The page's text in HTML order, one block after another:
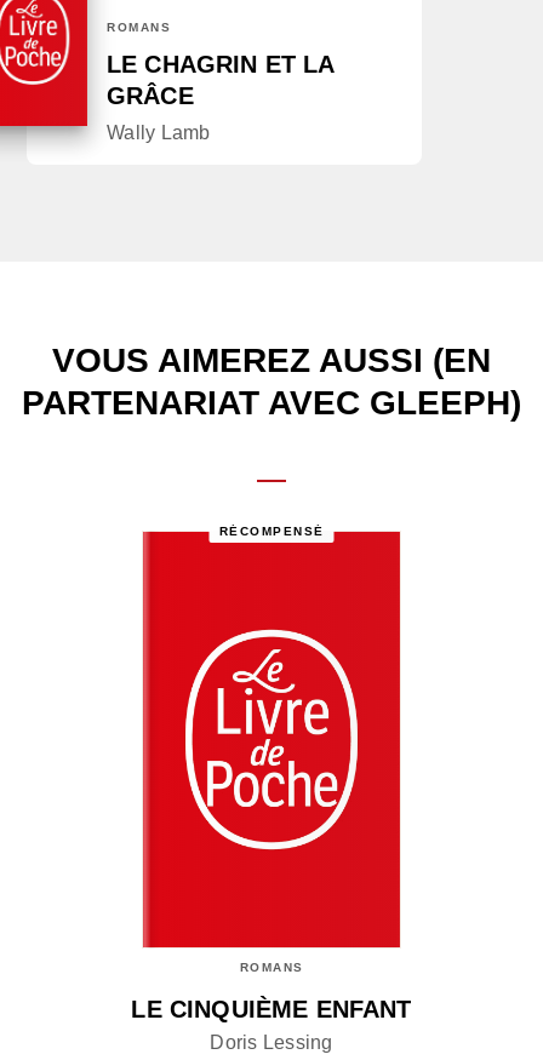
ROMANS
LE CHAGRIN ET LA
GRÂCE
Wally Lamb
VOUS AIMEREZ AUSSI (EN
PARTENARIAT AVEC GLEEPH)
RÉCOMPENSÉ
ROMANS
LE CINQUIÈME ENFANT
Doris Lessing